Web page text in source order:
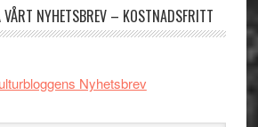
VÅRT NYHETSBREV – KOSTNADSFRITT
Nyhetsbrev